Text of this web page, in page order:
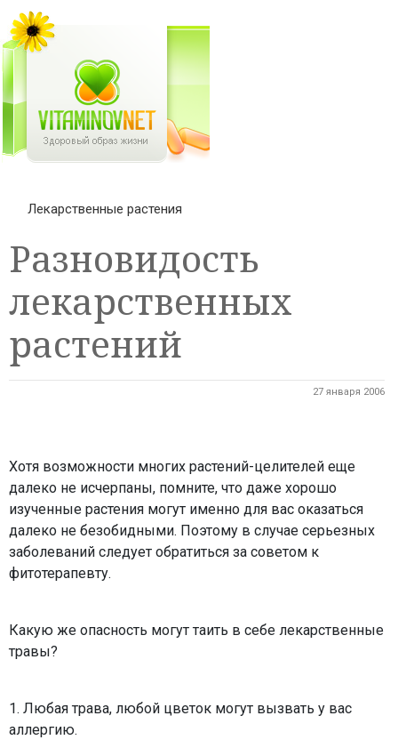
Лекарственные растения
Разновидость
лекарственных
растений
27 января 2006
Хотя возможности многих растений-целителей еще
далеко не исчерпаны, помните, что даже хорошо
изученные растения могут именно для вас оказаться
далеко не безобидными. Поэтому в случае серьезных
заболеваний следует обратиться за советом к
фитотерапевту.
Какую же опасность могут таить в себе лекарственные
травы?
1. Любая трава, любой цветок могут вызвать у вас
аллергию.